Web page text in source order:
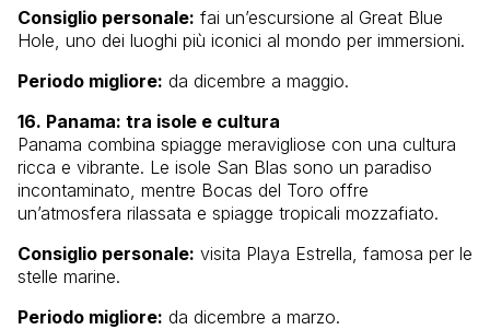
Consiglio personale: fai un’escursione al Great Blue
Hole, uno dei luoghi più iconici al mondo per immersioni.
Periodo migliore: da dicembre a maggio.
16. Panama: tra isole e cultura
Panama combina spiagge meravigliose con una cultura
ricca e vibrante. Le isole San Blas sono un paradiso
incontaminato, mentre Bocas del Toro offre
un’atmosfera rilassata e spiagge tropicali mozzafiato.
Consiglio personale: visita Playa Estrella, famosa per le
stelle marine.
Periodo migliore: da dicembre a marzo.